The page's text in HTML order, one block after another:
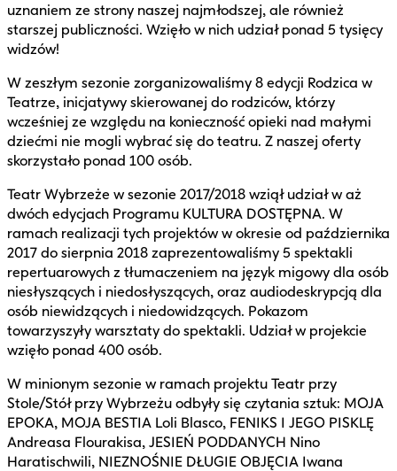
uznaniem ze strony naszej najmłodszej, ale również
starszej publiczności. Wzięło w nich udział ponad 5 tysięcy
widzów!
W zeszłym sezonie zorganizowaliśmy 8 edycji Rodzica w
Teatrze, inicjatywy skierowanej do rodziców, którzy
wcześniej ze względu na konieczność opieki nad małymi
dziećmi nie mogli wybrać się do teatru. Z naszej oferty
skorzystało ponad 100 osób.
Teatr Wybrzeże w sezonie 2017/2018 wziął udział w aż
dwóch edycjach Programu KULTURA DOSTĘPNA. W
ramach realizacji tych projektów w okresie od października
2017 do sierpnia 2018 zaprezentowaliśmy 5 spektakli
repertuarowych z tłumaczeniem na język migowy dla osób
niesłyszących i niedosłyszących, oraz audiodeskrypcją dla
osób niewidzących i niedowidzących. Pokazom
towarzyszyły warsztaty do spektakli. Udział w projekcie
wzięło ponad 400 osób.
W minionym sezonie w ramach projektu Teatr przy
Stole/Stół przy Wybrzeżu odbyły się czytania sztuk: MOJA
EPOKA, MOJA BESTIA Loli Blasco, FENIKS I JEGO PISKLĘ
Andreasa Flourakisa, JESIEŃ PODDANYCH Nino
Haratischwili, NIEZNOŚNIE DŁUGIE OBJĘCIA Iwana